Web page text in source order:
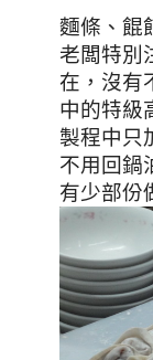
麵條、餛
老闆特別
在 ， 沒有
中的特級
製程中只
不用回鍋
有少部份